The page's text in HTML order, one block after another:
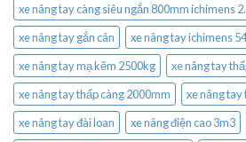
xe nâng tay càng siêu ngắn 800mm ichimens
xe nâng tay gắn cân
xe nâng tay ichimens
xe nâng tay mạ kẽm 2500kg
xe nâng tay
xe nâng tay thấp càng 2000mm
xe nâng
xe nâng tay đài loan
xe nâng điện cao 3m3